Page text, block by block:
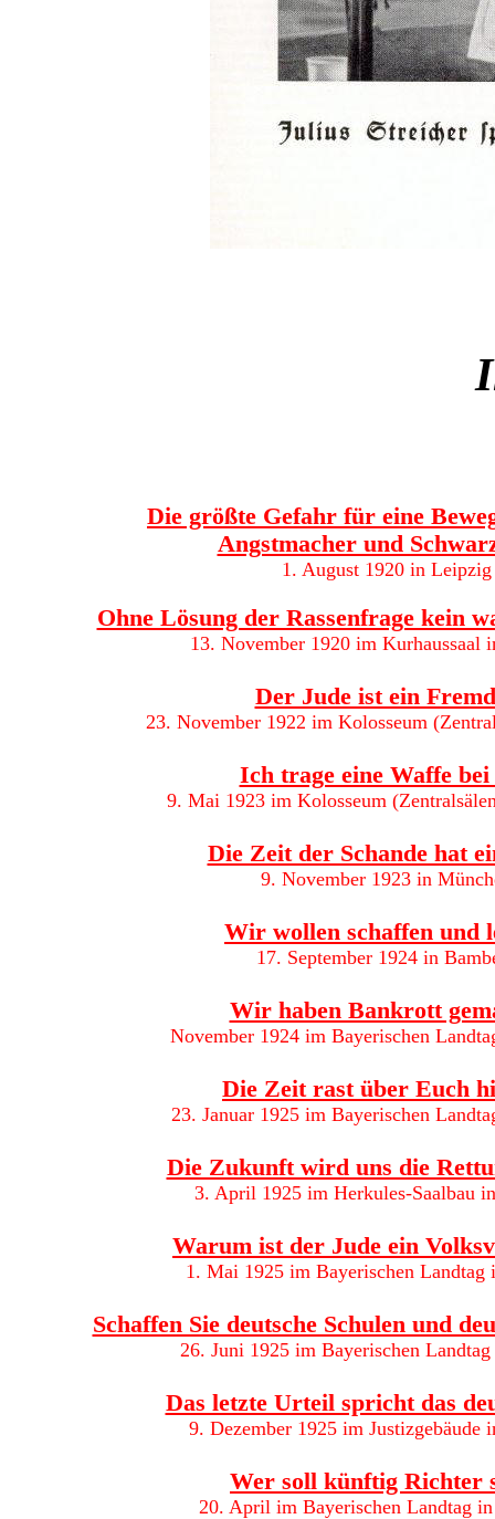
Die größte Gefahr für eine
Angstmacher und
1. August 1920 in Leipzig
Ohne Lösung der Rassenfrage kein
13. November 1920 im Kurhaussaal
Der Jude ist ein
23. November 1922 im Kolosseum
Ich trage eine Waffe
9. Mai 1923 im Kolosseum
Die Zeit der Schande hat
9. November 1923 in
Wir wollen schaffen und
17. September 1924 in
Wir haben Bankrott
November 1924 im Bayerischen
Die Zeit rast über Euch
23. Januar 1925 im Bayerischen
Die Zukunft wird uns die
3. April 1925 im Herkules-Saalbau
Warum ist der Jude ein
1. Mai 1925 im Bayerischen Landtag
Schaffen Sie deutsche Schulen und
26. Juni 1925 im Bayerischen
Das letzte Urteil spricht das
9. Dezember 1925 im Justizgebäude
Wer soll künftig Richter
20. April im Bayerischen Landtag